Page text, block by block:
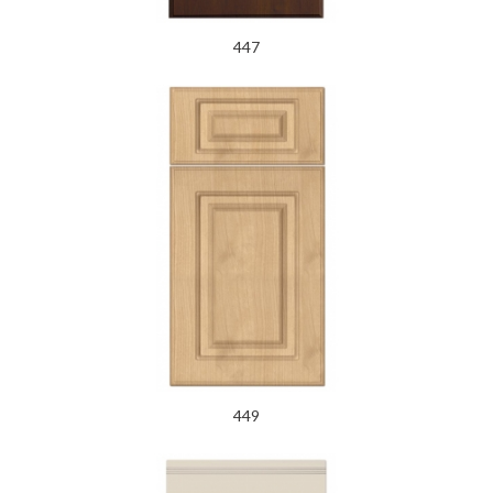
447
449